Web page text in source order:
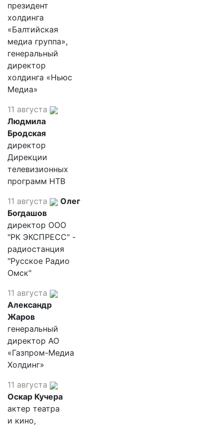
президент
холдинга
«Балтийская
медиа группа»,
генеральный
директор
холдинга «Ньюс
Медиа»
11 августа
Людмила
Бродская
директор
Дирекции
телевизионных
программ НТВ
11 августа
Олег
Богдашов
директор ООО
"РК ЭКСПРЕСС" -
радиостанция
"Русское Радио
Омск"
11 августа
Александр
Жаров
генеральный
директор АО
«Газпром-Медиа
Холдинг»
11 августа
Оскар Кучера
актер театра
и кино,